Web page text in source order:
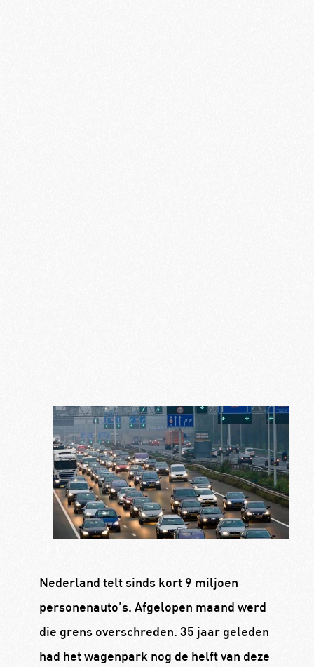
Nederland telt sinds kort 9 miljoen
personenauto’s. Afgelopen maand werd
die grens overschreden. 35 jaar geleden
had het wagenpark nog de helft van deze